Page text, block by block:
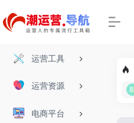
运营工具
运营资源
电商平台